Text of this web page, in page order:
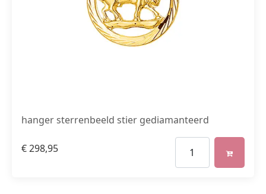
hanger sterrenbeeld stier gediamanteerd
€298,95